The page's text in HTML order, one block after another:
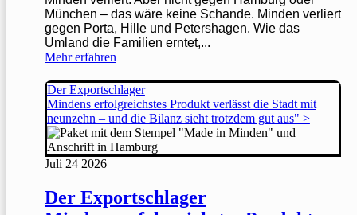
München – das wäre keine Schande. Minden verliert
gegen Porta, Hille und Petershagen. Wie das
Umland die Familien erntet,...
Mehr erfahren
Der Exportschlager
Mindens erfolgreichstes Produkt verlässt die Stadt mit
neunzehn – und die Bilanz sieht trotzdem gut aus" >
Juli 24 2026
Der Exportschlager